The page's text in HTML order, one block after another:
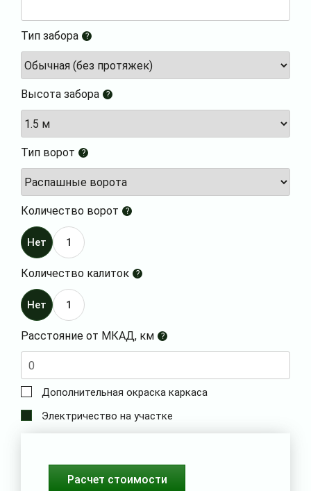
Тип забора ?
Высота забора ?
Тип ворот ?
Количество ворот ?
Нет 1
Количество калиток ?
Нет 1
Расстояние от МКАД, км ?
Дополнительная окраска каркаса
Электричество на участке
Расчет стоимости